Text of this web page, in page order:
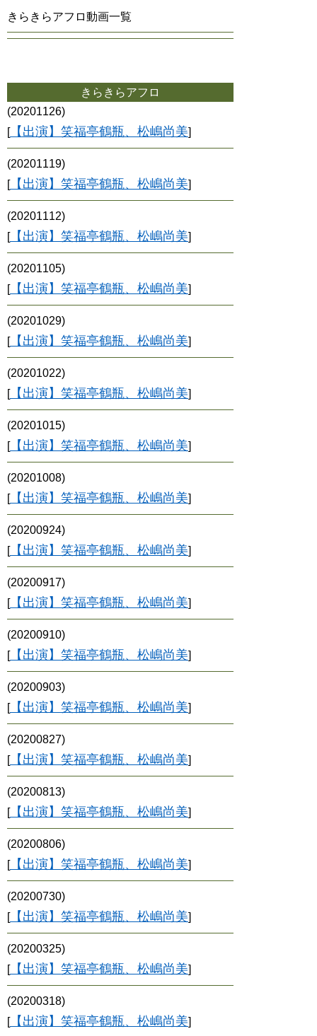
きらきらアフロ動画一覧
きらきらアフロ
(20201126)
[【出演】笑福亭鶴瓶、松嶋尚美]
(20201119)
[【出演】笑福亭鶴瓶、松嶋尚美]
(20201112)
[【出演】笑福亭鶴瓶、松嶋尚美]
(20201105)
[【出演】笑福亭鶴瓶、松嶋尚美]
(20201029)
[【出演】笑福亭鶴瓶、松嶋尚美]
(20201022)
[【出演】笑福亭鶴瓶、松嶋尚美]
(20201015)
[【出演】笑福亭鶴瓶、松嶋尚美]
(20201008)
[【出演】笑福亭鶴瓶、松嶋尚美]
(20200924)
[【出演】笑福亭鶴瓶、松嶋尚美]
(20200917)
[【出演】笑福亭鶴瓶、松嶋尚美]
(20200910)
[【出演】笑福亭鶴瓶、松嶋尚美]
(20200903)
[【出演】笑福亭鶴瓶、松嶋尚美]
(20200827)
[【出演】笑福亭鶴瓶、松嶋尚美]
(20200813)
[【出演】笑福亭鶴瓶、松嶋尚美]
(20200806)
[【出演】笑福亭鶴瓶、松嶋尚美]
(20200730)
[【出演】笑福亭鶴瓶、松嶋尚美]
(20200325)
[【出演】笑福亭鶴瓶、松嶋尚美]
(20200318)
[【出演】笑福亭鶴瓶、松嶋尚美]